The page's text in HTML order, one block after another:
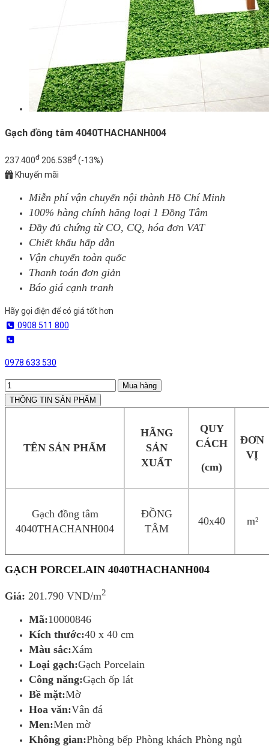
Gạch đồng tâm 4040THACHANH004
237.400đ 206.538đ (-13%)
Khuyến mãi
Miễn phí vận chuyển nội thành Hồ Chí Minh
100% hàng chính hãng loại 1 Đồng Tâm
Đầy đủ chứng từ CO, CQ, hóa đơn VAT
Chiết khấu hấp dẫn
Vận chuyển toàn quốc
Thanh toán đơn giản
Báo giá cạnh tranh
Hãy gọi điện để có giá tốt hơn
0908 511 800
0978 633 530
Mua hàng
THÔNG TIN SẢN PHẨM
TÊN SẢN PHẨM
HÃNG
SẢN
XUẤT
QUY
CÁCH
(cm)
ĐƠN
VỊ
Gạch đồng tâm
4040THACHANH004
ĐỒNG
TÂM
40x40 m²
GẠCH PORCELAIN 4040THACHANH004
Giá: 201.790 VND/m2
Mã:10000846
Kích thước:40 x 40 cm
Màu sắc:Xám
Loại gạch:Gạch Porcelain
Công năng:Gạch ốp lát
Bề mặt:Mờ
Hoa văn:Vân đá
Men:Men mờ
Không gian:Phòng bếp Phòng khách Phòng ngủ